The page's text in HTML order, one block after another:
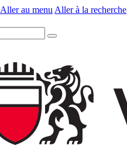
Aller au menu Aller à la recherche